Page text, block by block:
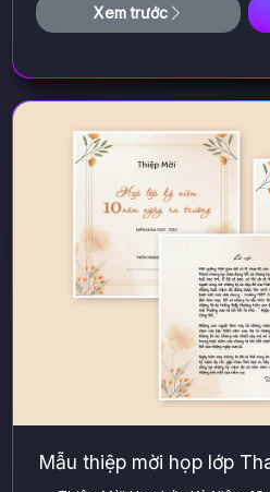
Xem trước
Mẫu thiệp mời họp lớp